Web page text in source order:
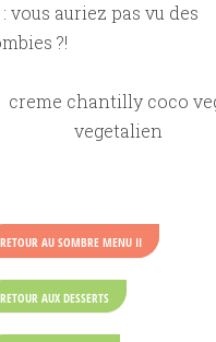
: vous auriez pas vu des
?!
RETOUR AU SOMBRE MENU II
RETOUR AUX DESSERTS